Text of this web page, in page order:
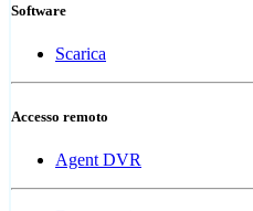
Software
Scarica
Accesso remoto
Agent DVR